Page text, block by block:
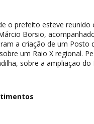
o prefeito esteve
Borsio,
a criação de um Posto
um Raio X regional.
sobre a ampliação do